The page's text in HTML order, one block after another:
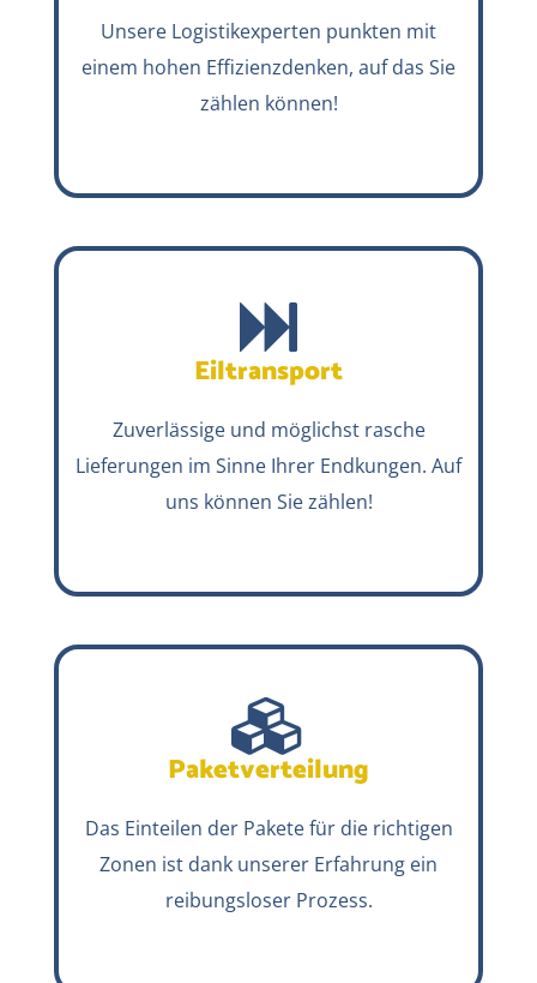
Unsere Logistikexperten punkten mit
einem hohen Effizienzdenken, auf das Sie
zählen können!
Eiltransport
Zuverlässige und möglichst rasche
Lieferungen im Sinne Ihrer Endkungen. Auf
uns können Sie zählen!
Paketverteilung
Das Einteilen der Pakete für die richtigen
Zonen ist dank unserer Erfahrung ein
reibungsloser Prozess.